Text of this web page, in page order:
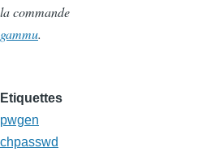
la commande
gammu.
Etiquettes
pwgen
chpasswd